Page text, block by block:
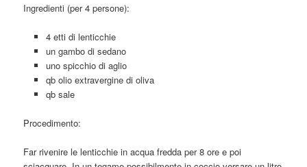
Ingredienti (per 4 persone):
4 etti di lenticchie
un gambo di sedano
uno spicchio di aglio
qb olio extravergine di oliva
qb sale
Procedimento:
Far rivenire le lenticchie in acqua fredda per 8 ore e poi